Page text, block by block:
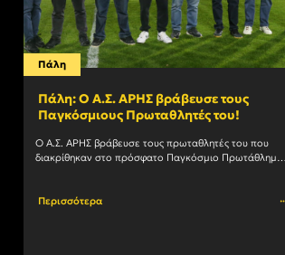
Πάλη
Πάλη: Ο Α.Σ. ΑΡΗΣ βράβευσε τους
Παγκόσμιους Πρωταθλητές του!
Ο Α.Σ. ΑΡΗΣ βράβευσε τους πρωταθλητές του που
διακρίθηκαν στο πρόσφατο Παγκόσμιο Πρωτάθλημα
Περισσότερα